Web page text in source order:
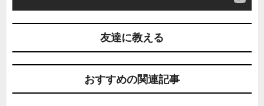
友達に教える
おすすめの関連記事